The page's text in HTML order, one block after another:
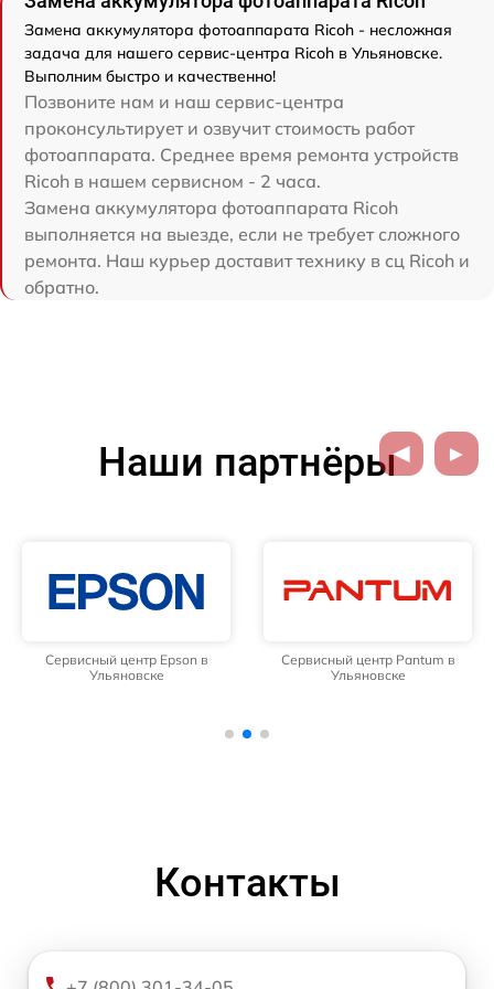
Замена аккумулятора фотоаппарата Ricoh - несложная
задача для нашего сервис-центра Ricoh в Ульяновске.
Выполним быстро и качественно!
Позвоните нам и наш сервис-центра
проконсультирует и озвучит стоимость работ
фотоаппарата. Среднее время ремонта устройств
Ricoh в нашем сервисном - 2 часа.
Замена аккумулятора фотоаппарата Ricoh
выполняется на выезде, если не требует сложного
ремонта. Наш курьер доставит технику в сц Ricoh и
обратно.
Наши партнёры
Сервисный центр Epson в
Ульяновске
Сервисный центр Pantum в
Ульяновске
Контакты